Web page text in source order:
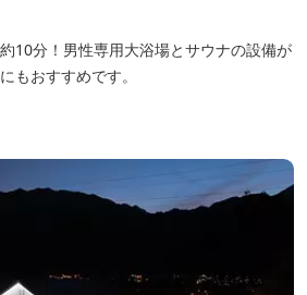
10分！男性専用大浴場とサウナの設備が
もおすすめです。